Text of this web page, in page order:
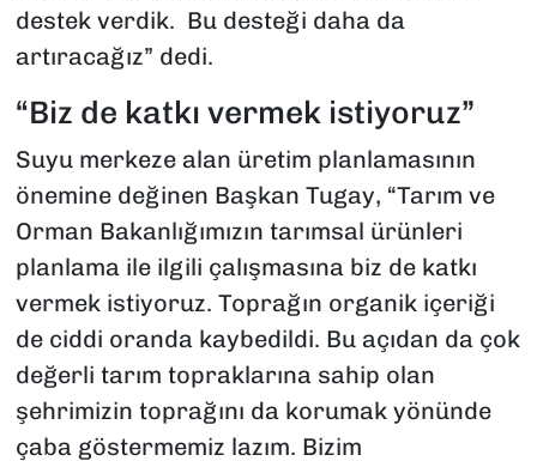
destek verdik. Bu desteği daha da
artıracağız” dedi.
“Biz de katkı vermek istiyoruz”
Suyu merkeze alan üretim planlamasının
önemine değinen Başkan Tugay, “Tarım ve
Orman Bakanlığımızın tarımsal ürünleri
planlama ile ilgili çalışmasına biz de katkı
vermek istiyoruz. Toprağın organik içeriği
de ciddi oranda kaybedildi. Bu açıdan da çok
değerli tarım topraklarına sahip olan
şehrimizin toprağını da korumak yönünde
çaba göstermemiz lazım. Bizim